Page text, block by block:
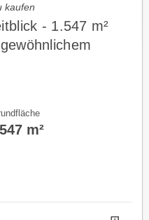
kaufen
- 1.547 m²
m²